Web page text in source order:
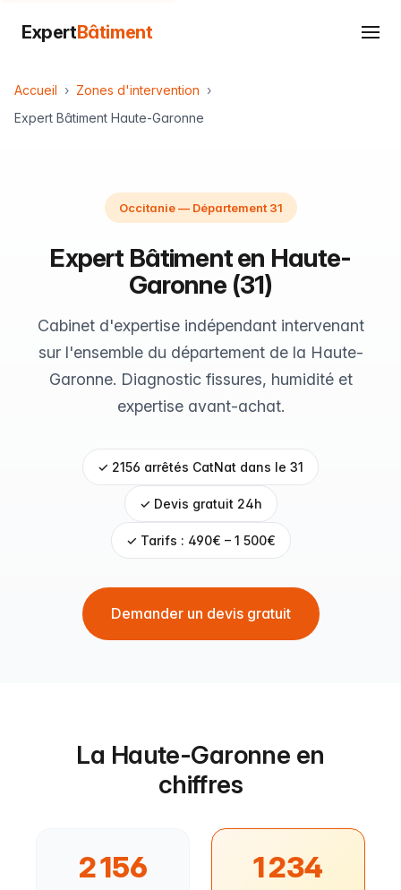
ExpertBâtiment
Accueil
Zones d'intervention
Expert Bâtiment Haute-Garonne
Occitanie — Département 31
Expert Bâtiment en Haute-
Garonne (31)
Cabinet d'expertise indépendant intervenant
sur l'ensemble du département de la Haute-
Garonne. Diagnostic fissures, humidité et
expertise avant-achat.
✓ 2156 arrêtés CatNat dans le 31
✓ Devis gratuit 24h
✓ Tarifs : 490€ – 1 500€
Demander un devis gratuit
La Haute-Garonne en
chiffres
2 156 1 234